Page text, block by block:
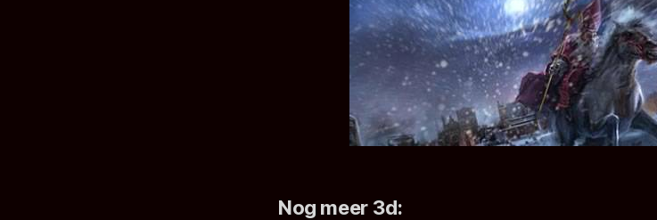
Nog meer 3d: